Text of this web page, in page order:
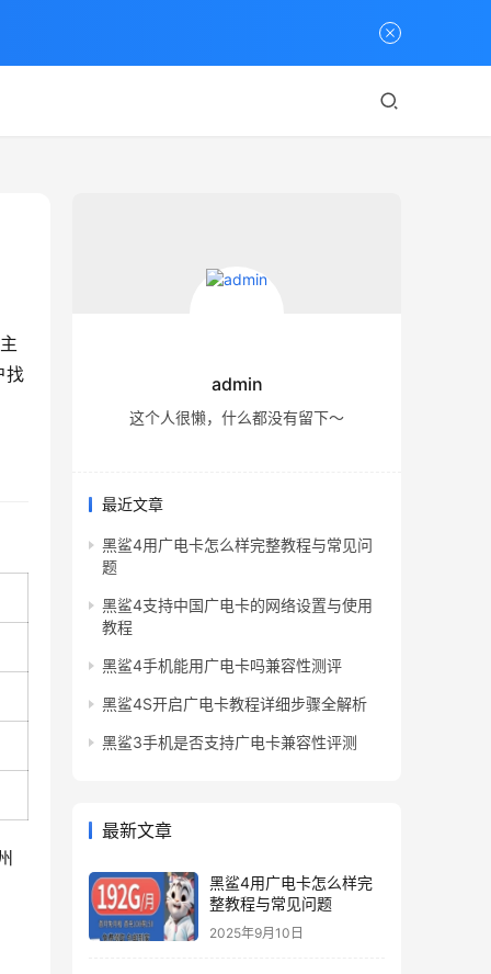
找
admin
这个人很懒，什么都没有留下～
最近文章
黑鲨4用广电卡怎么样完整教程与常见问
题
黑鲨4支持中国广电卡的网络设置与使用
教程
黑鲨4手机能用广电卡吗兼容性测评
黑鲨4S开启广电卡教程详细步骤全解析
黑鲨3手机是否支持广电卡兼容性评测
最新文章
黑鲨4用广电卡怎么样完
整教程与常见问题
2025年9月10日